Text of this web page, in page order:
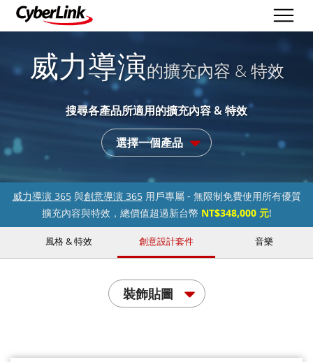
威力導演的擴充內容 & 特效
搜尋各產品所適用的擴充內容 & 特效
選擇一個產品
威力導演 365與創意導演 365用戶專屬 - 無限制免費使用所有優質
擴充內容與特效，總價值超過新台幣 NT$348,000 元!
風格 & 特效 創意設計套件 音樂
裝飾貼圖